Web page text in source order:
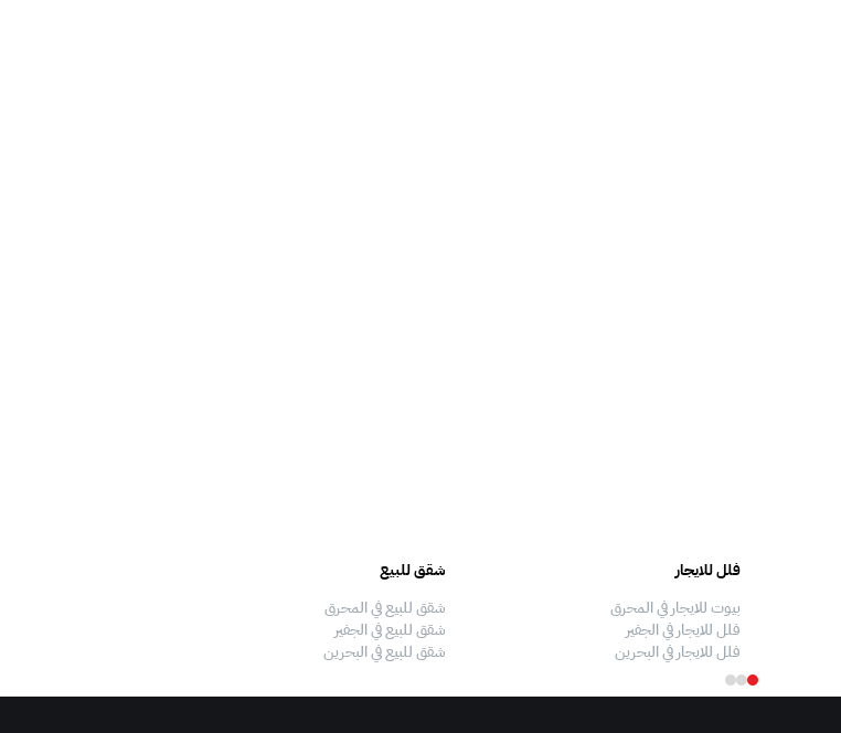
فلل للايجار
بيوت للايجار في المحرق
فلل للايجار في الجفير
فلل للايجار في البحرين
شقق للبيع
شقق للبيع في المحرق
شقق للبيع في الجفير
شقق للبيع في البحرين